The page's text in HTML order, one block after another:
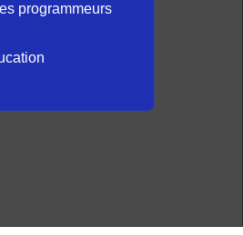
programmeurs